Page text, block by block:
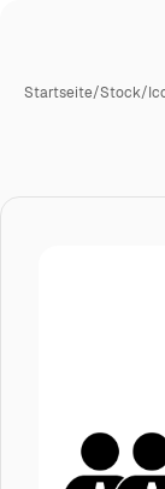
Startseite/Stock/